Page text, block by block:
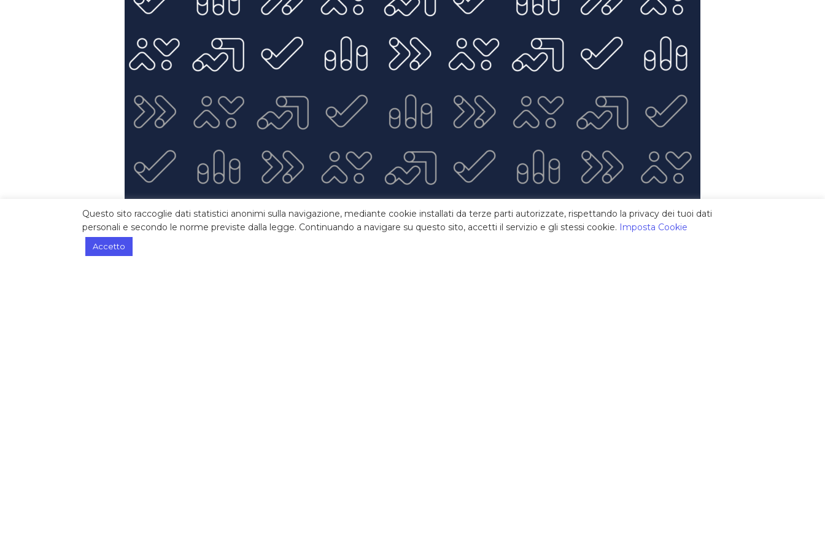
Questo sito raccoglie dati statistici anonimi sulla navigazione, mediante cookie installati da terze parti autorizzate, rispettando la privacy dei tuoi dati
personali e secondo le norme previste dalla legge. Continuando a navigare su questo sito, accetti il servizio e gli stessi cookie. Imposta Cookie
Accetto